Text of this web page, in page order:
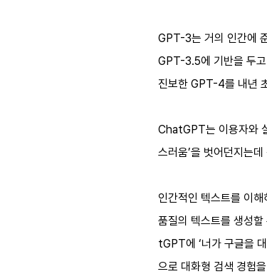
GPT-3는 거의 인간에
GPT-3.5에 기반을 두
진보한 GPT-4를 내년
ChatGPT는 이용자와
스러움’을 벗어던지는
인간적인 텍스트를 이
품질의 텍스트를 생성
tGPT에 ‘너가 구글을
으로 대화형 검색 경험